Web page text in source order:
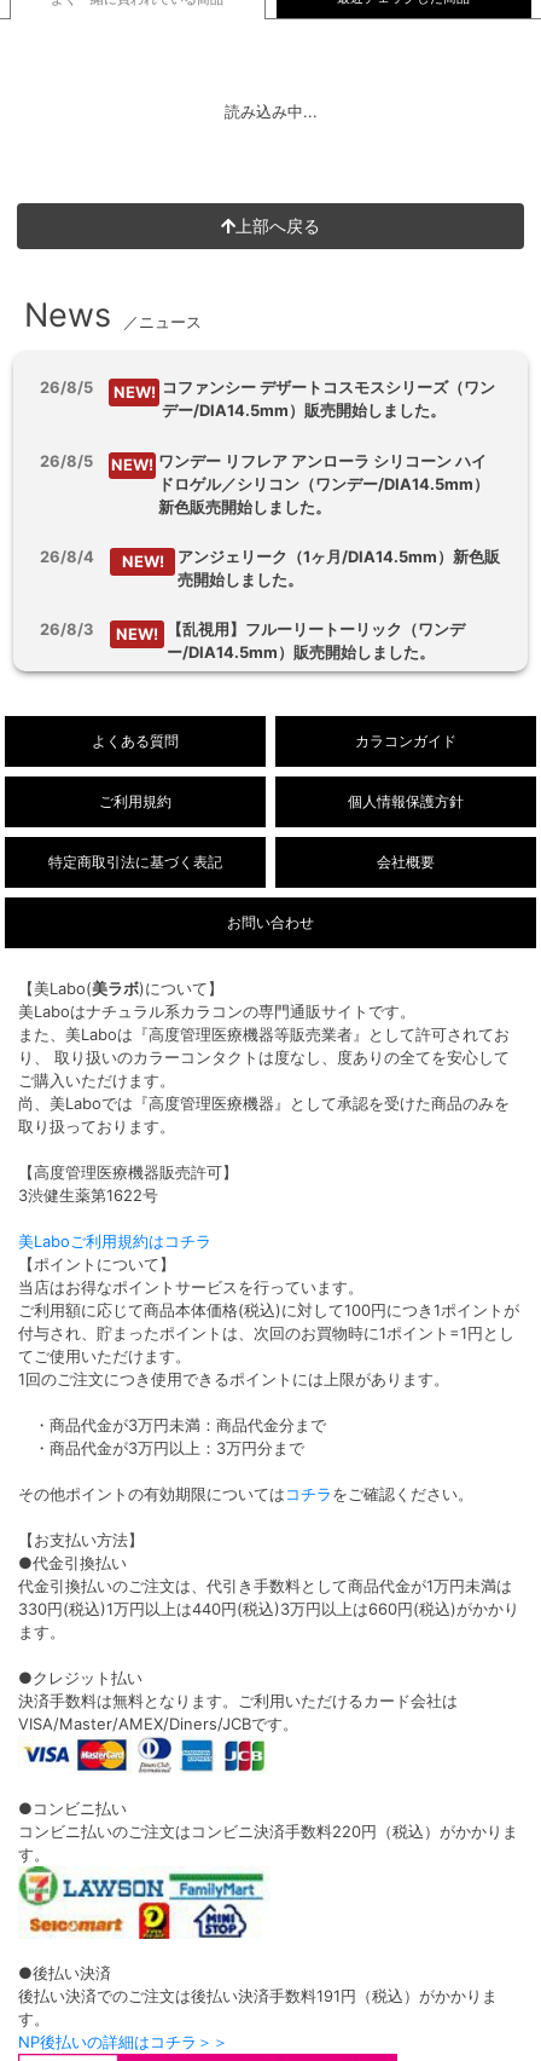
読み込み中...
上部へ戻る
News ／ニュース
26/8/5 NEW! コファンシー デザートコスモスシリーズ（ワン
デー/DIA14.5mm）販売開始しました。
26/8/5 NEW! ワンデー リフレア アンローラ シリコーン ハイ
ドロゲル／シリコン（ワンデー/DIA14.5mm）
新色販売開始しました。
26/8/4 NEW!
アンジェリーク（1ヶ月/DIA14.5mm）新色販
売開始しました。
26/8/3 NEW!
【乱視用】フルーリートーリック（ワンデ
ー/DIA14.5mm）販売開始しました。
た。
よくある質問 カラコンガイド
ご利用規約 個人情報保護方針
特定商取引法に基づく表記 会社概要
お問い合わせ
【美Labo(美ラボ)について】
美Laboはナチュラル系カラコンの専門通販サイトです。
また、美Laboは『高度管理医療機器等販売業者』として許可されてお
り、 取り扱いのカラーコンタクトは度なし、度ありの全てを安心して
ご購入いただけます。
尚、美Laboでは『高度管理医療機器』として承認を受けた商品のみを
取り扱っております。
【高度管理医療機器販売許可】
3渋健生薬第1622号
美Laboご利用規約はコチラ
【ポイントについて】
当店はお得なポイントサービスを行っています。
ご利用額に応じて商品本体価格(税込)に対して100円につき1ポイントが
付与され、貯まったポイントは、次回のお買物時に1ポイント=1円とし
てご使用いただけます。
1回のご注文につき使用できるポイントには上限があります。
・商品代金が3万円未満：商品代金分まで
・商品代金が3万円以上：3万円分まで
その他ポイントの有効期限についてはコチラをご確認ください。
【お支払い方法】
●代金引換払い
代金引換払いのご注文は、代引き手数料として商品代金が1万円未満は
330円(税込)1万円以上は440円(税込)3万円以上は660円(税込)がかかり
ます。
●クレジット払い
決済手数料は無料となります。ご利用いただけるカード会社は
VISA/Master/AMEX/Diners/JCBです。
●コンビニ払い
コンビニ払いのご注文はコンビニ決済手数料220円（税込）がかかりま
す。
●後払い決済
後払い決済でのご注文は後払い決済手数料191円（税込）がかかりま
す。
NP後払いの詳細はコチラ＞＞